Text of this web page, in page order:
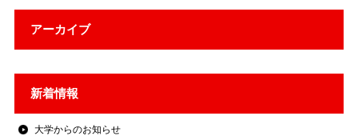
アーカイブ
新着情報
大学からのお知らせ